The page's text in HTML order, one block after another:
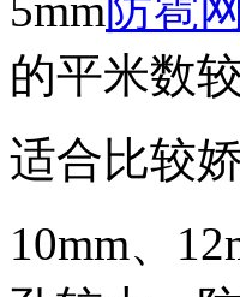
的平米数
适合比较
10mm、